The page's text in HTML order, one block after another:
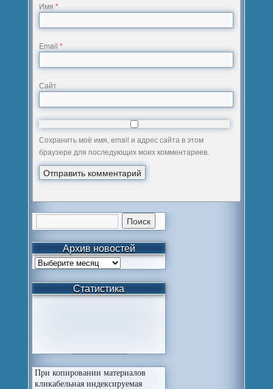
Имя*
Email*
Сайт
Сохранить моё имя, email и адрес сайта в этом
браузере для последующих моих комментариев.
Архив новостей
Статистика
При копировании материалов
кликабельная индексируемая